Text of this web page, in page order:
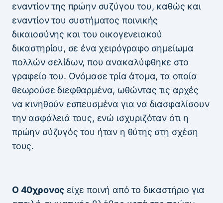
εναντίον της πρώην συζύγου του, καθώς και
εναντίον του συστήματος ποινικής
δικαιοσύνης και του οικογενειακού
δικαστηρίου, σε ένα χειρόγραφο σημείωμα
πολλών σελίδων, που ανακαλύφθηκε στο
γραφείο του. Ονόμασε τρία άτομα, τα οποία
θεωρούσε διεφθαρμένα, ωθώντας τις αρχές
να κινηθούν εσπευσμένα για να διασφαλίσουν
την ασφάλειά τους, ενώ ισχυριζόταν ότι η
πρώην σύζυγός του ήταν η θύτης στη σχέση
τους.
Ο 40χρονος είχε ποινή από το δικαστήριο για